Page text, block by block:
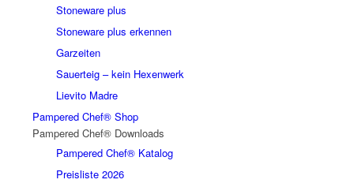
Stoneware plus
Stoneware plus erkennen
Garzeiten
Sauerteig – kein Hexenwerk
Lievito Madre
Pampered Chef® Shop
Pampered Chef® Downloads
Pampered Chef® Katalog
Preisliste 2026